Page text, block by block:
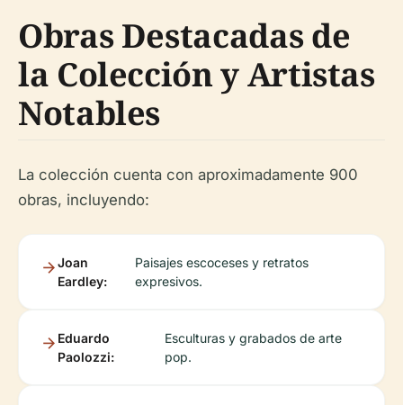
Obras Destacadas de
la Colección y Artistas
Notables
La colección cuenta con aproximadamente 900
obras, incluyendo:
Joan
Eardley:
Paisajes escoceses y retratos
expresivos.
Eduardo
Paolozzi:
Esculturas y grabados de arte
pop.